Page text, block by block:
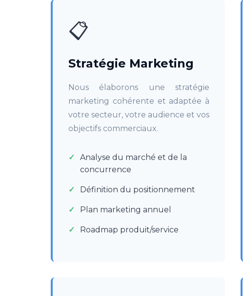
📋
Stratégie Marketing
Nous élaborons une stratégie
marketing cohérente et adaptée à
votre secteur, votre audience et vos
objectifs commerciaux.
Analyse du marché et de la
concurrence
Définition du positionnement
Plan marketing annuel
Roadmap produit/service